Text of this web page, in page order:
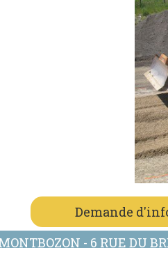
Demande
- 6 RUE DU